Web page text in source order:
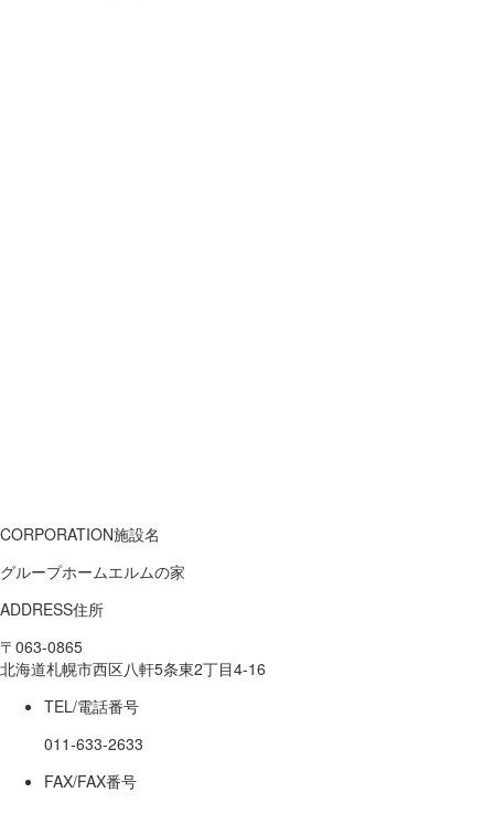
CORPORATION施設名
グループホームエルムの家
ADDRESS住所
〒063-0865
北海道札幌市西区八軒5条東2丁目4-16
TEL/電話番号
011-633-2633
FAX/FAX番号